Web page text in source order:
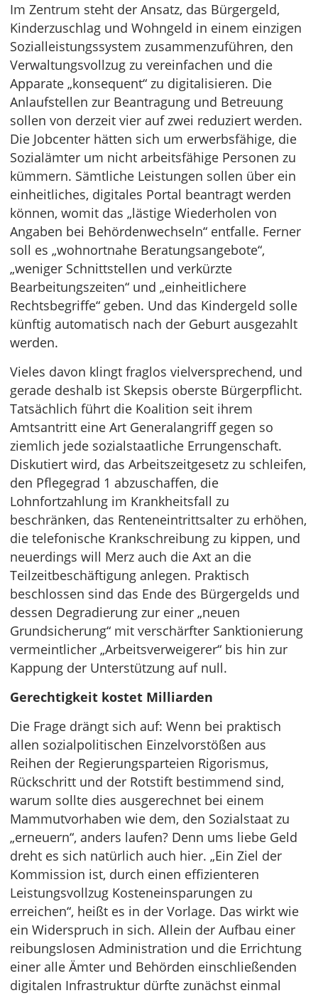
Im Zentrum steht der Ansatz, das Bürgergeld,
Kinderzuschlag und Wohngeld in einem einzigen
Sozialleistungssystem zusammenzuführen, den
Verwaltungsvollzug zu vereinfachen und die
Apparate „konsequent“ zu digitalisieren. Die
Anlaufstellen zur Beantragung und Betreuung
sollen von derzeit vier auf zwei reduziert werden.
Die Jobcenter hätten sich um erwerbsfähige, die
Sozialämter um nicht arbeitsfähige Personen zu
kümmern. Sämtliche Leistungen sollen über ein
einheitliches, digitales Portal beantragt werden
können, womit das „lästige Wiederholen von
Angaben bei Behördenwechseln“ entfalle. Ferner
soll es „wohnortnahe Beratungsangebote“,
„weniger Schnittstellen und verkürzte
Bearbeitungszeiten“ und „einheitlichere
Rechtsbegriffe“ geben. Und das Kindergeld solle
künftig automatisch nach der Geburt ausgezahlt
werden.
Vieles davon klingt fraglos vielversprechend, und
gerade deshalb ist Skepsis oberste Bürgerpflicht.
Tatsächlich führt die Koalition seit ihrem
Amtsantritt eine Art Generalangriff gegen so
ziemlich jede sozialstaatliche Errungenschaft.
Diskutiert wird, das Arbeitszeitgesetz zu schleifen,
den Pflegegrad 1 abzuschaffen, die
Lohnfortzahlung im Krankheitsfall zu
beschränken, das Renteneintrittsalter zu erhöhen,
die telefonische Krankschreibung zu kippen, und
neuerdings will Merz auch die Axt an die
Teilzeitbeschäftigung anlegen. Praktisch
beschlossen sind das Ende des Bürgergelds und
dessen Degradierung zur einer „neuen
Grundsicherung“ mit verschärfter Sanktionierung
vermeintlicher „Arbeitsverweigerer“ bis hin zur
Kappung der Unterstützung auf null.
Gerechtigkeit kostet Milliarden
Die Frage drängt sich auf: Wenn bei praktisch
allen sozialpolitischen Einzelvorstößen aus
Reihen der Regierungsparteien Rigorismus,
Rückschritt und der Rotstift bestimmend sind,
warum sollte dies ausgerechnet bei einem
Mammutvorhaben wie dem, den Sozialstaat zu
„erneuern“, anders laufen? Denn ums liebe Geld
dreht es sich natürlich auch hier. „Ein Ziel der
Kommission ist, durch einen effizienteren
Leistungsvollzug Kosteneinsparungen zu
erreichen“, heißt es in der Vorlage. Das wirkt wie
ein Widerspruch in sich. Allein der Aufbau einer
reibungslosen Administration und die Errichtung
einer alle Ämter und Behörden einschließenden
digitalen Infrastruktur dürfte zunächst einmal